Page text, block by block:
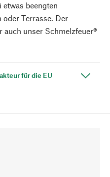
beengten
oder Terrasse. Der
unser Schmelzfeuer®
für die EU